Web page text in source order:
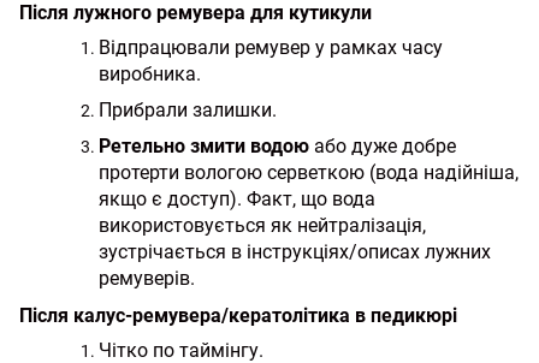
Після лужного ремувера для кутикули
Відпрацювали ремувер у рамках часу
виробника.
Прибрали залишки.
Ретельно змити водою або дуже добре
протерти вологою серветкою (вода надійніша,
якщо є доступ). Факт, що вода
використовується як нейтралізація,
зустрічається в інструкціях/описах лужних
ремуверів.
Після калус-ремувера/кератолітика в педикюрі
Чітко по таймінгу.